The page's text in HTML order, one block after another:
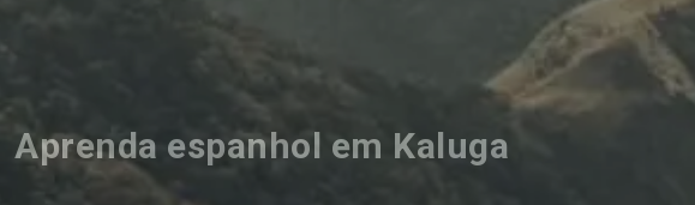
Aprenda espanhol em Kaluga